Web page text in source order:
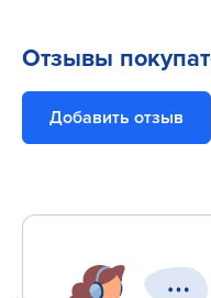
Отзывы
Добавить отзыв